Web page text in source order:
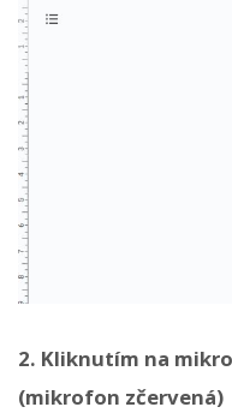
2. Kliknutím na
(mikrofon zčervená)